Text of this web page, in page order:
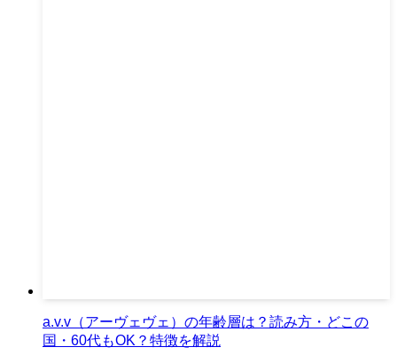
a.v.v（アーヴェヴェ）の年齢層は？読み方・どこの
国・60代もOK？特徴を解説